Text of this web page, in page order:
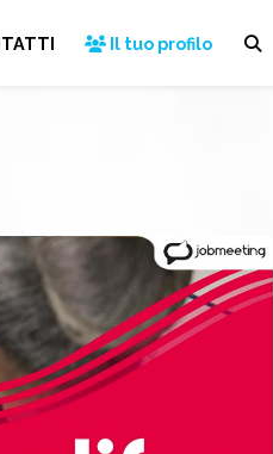
Il tuo profilo